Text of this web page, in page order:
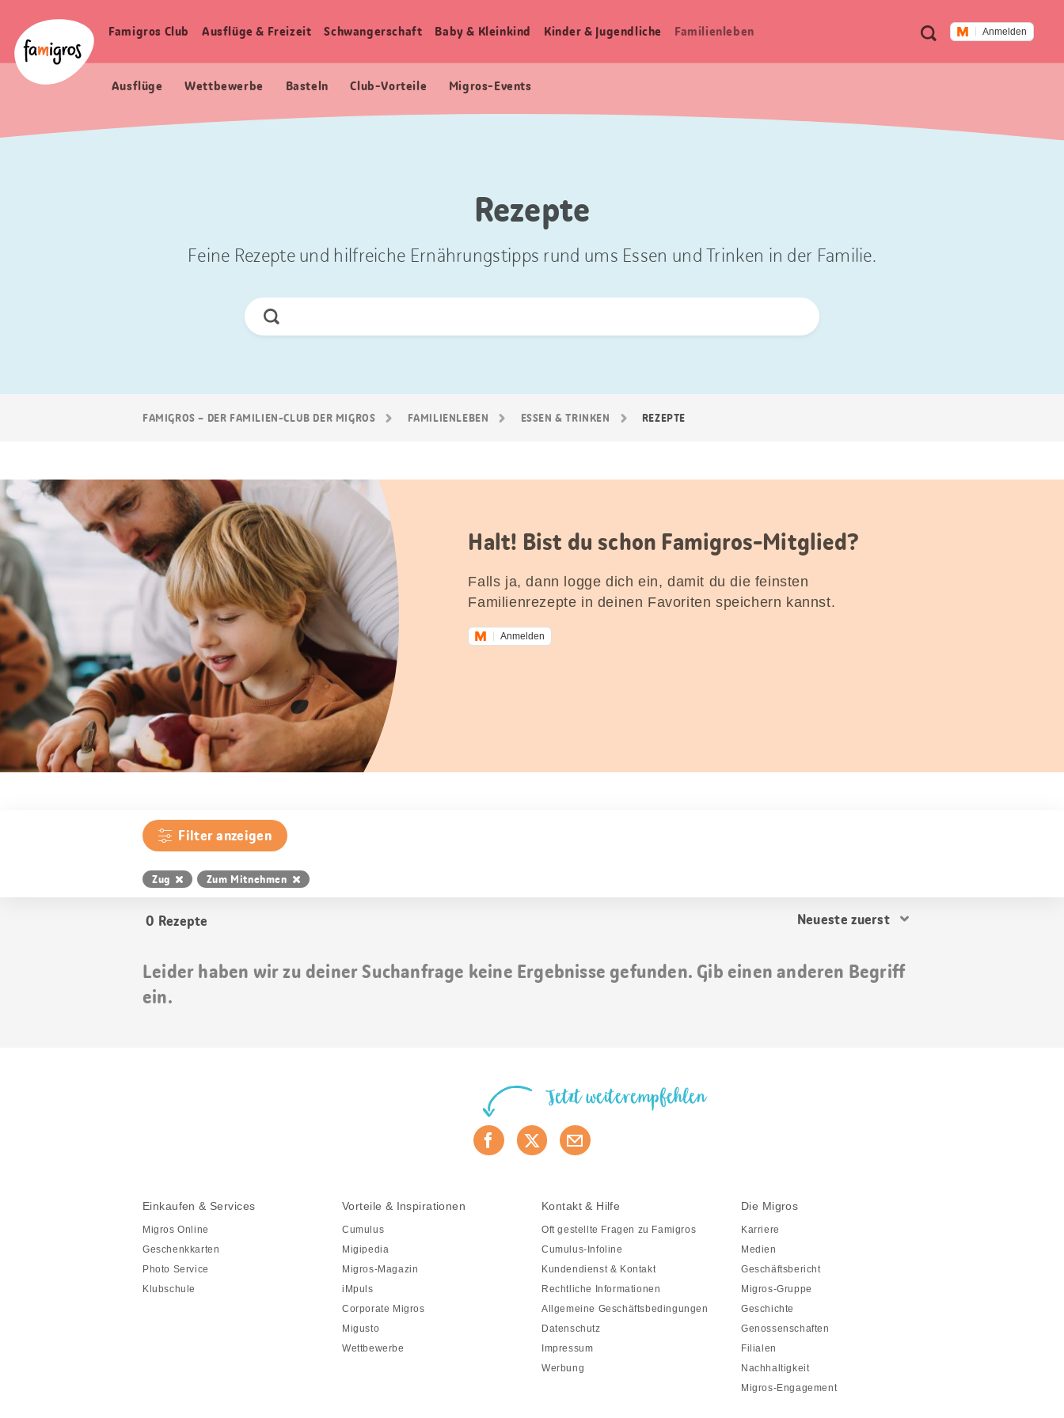
Navigation
Logo
Meta
Navigation
Suche Anmelden
Haupt
Famigros Club Ausflüge & Freizeit Schwangerschaft Baby & Kleinkind Kinder & Jugendliche Familien­leben
Ausflüge Wettbewerbe Basteln Club-Vorteile Migros-Events
Rezepte
Feine Rezepte und hilfreiche Ernährungstipps rund ums Essen und Trinken in der Familie.
Jetzt
FAMIGROS – DER FAMILIEN-CLUB DER MIGROS FAMILIEN­LEBEN ESSEN & TRINKEN REZEPTE
Halt! Bist du schon Famigros-Mitglied?
Falls ja, dann logge dich ein, damit du die feinsten
Familienrezepte in deinen Favoriten speichern kannst.
Anmelden
Filter anzeigen
Zug Zum Mitnehmen
0 Rezepte
Resultat
Leider haben wir zu deiner Suchanfrage keine Ergebnisse gefunden. Gib einen anderen Begriff
ein.
Jetzt weiterempfehlen
Einkaufen & Services
Migros Online
Geschenkkarten
Photo Service
Klubschule
Vorteile & Inspirationen
Cumulus
Migipedia
Migros-Magazin
iMpuls
Corporate Migros
Migusto
Wettbewerbe
Kontakt & Hilfe
Oft gestellte Fragen zu Famigros
Cumulus-Infoline
Kundendienst & Kontakt
Rechtliche Informationen
Allgemeine Geschäftsbedingungen
Datenschutz
Impressum
Werbung
Die Migros
Karriere
Medien
Geschäftsbericht
Migros-Gruppe
Geschichte
Genossenschaften
Filialen
Nachhaltigkeit
Migros-Engagement